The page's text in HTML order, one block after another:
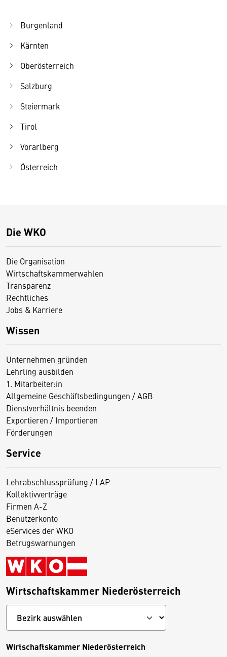
Burgenland
Kärnten
Oberösterreich
Salzburg
Steiermark
Tirol
Vorarlberg
Österreich
Die WKO
Die Organisation
Wirtschaftskammerwahlen
Transparenz
Rechtliches
Jobs & Karriere
Wissen
Unternehmen gründen
Lehrling ausbilden
1. Mitarbeiter:in
Allgemeine Geschäftsbedingungen / AGB
Dienstverhältnis beenden
Exportieren / Importieren
Förderungen
Service
Lehrabschlussprüfung / LAP
Kollektivverträge
Firmen A-Z
Benutzerkonto
eServices der WKO
Betrugswarnungen
Wirtschaftskammer Niederösterreich
Wirtschaftskammer Niederösterreich